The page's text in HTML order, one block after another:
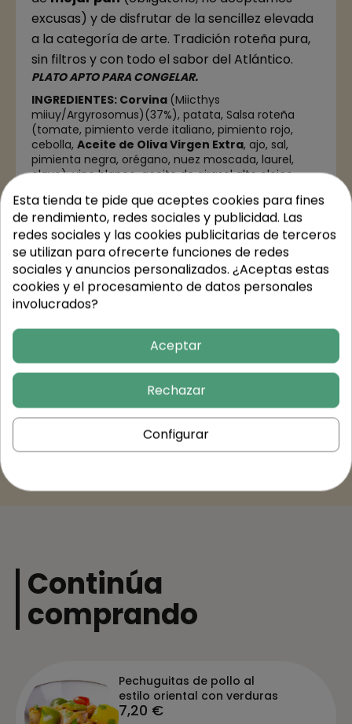
excusas) y de disfrutar de la sencillez elevada
a la categoría de arte. Tradición roteña pura,
sin filtros y con todo el sabor del Atlántico.
PLATO APTO PARA CONGELAR.
INGREDIENTES: Corvina (Miicthys
miiuy/Argyrosomus)(37%), patata, Salsa roteña
(tomate, pimiento verde italiano, pimiento rojo,
cebolla, Aceite de Oliva Virgen Extra, ajo, sal,
pimienta negra, orégano, nuez moscada, laurel,
clavo), vino blanco, aceite de girasol alto oleico,
PESO: 350 g
Detalles del producto
Valores nutricionales
Trusted Shops Reviews
Continúa
comprando
Pechuguitas de pollo al
estilo oriental con verduras
7,20 €
Esta tienda te pide que aceptes cookies para fines
de rendimiento, redes sociales y publicidad. Las
redes sociales y las cookies publicitarias de terceros
se utilizan para ofrecerte funciones de redes
sociales y anuncios personalizados. ¿Aceptas estas
cookies y el procesamiento de datos personales
involucrados?
Aceptar
Rechazar
Configurar